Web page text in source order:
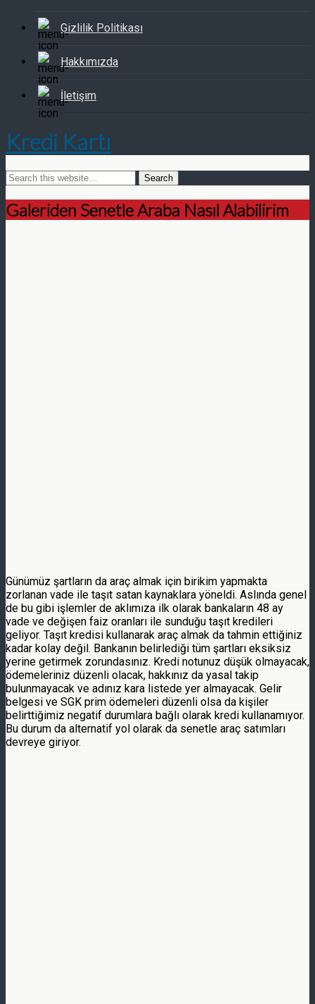
Gizlilik Politikası
Hakkımızda
İletişim
Kredi Kartı
Galeriden Senetle Araba Nasıl Alabilirim
Günümüz şartların da araç almak için birikim yapmakta
zorlanan vade ile taşıt satan kaynaklara yöneldi. Aslında genel
de bu gibi işlemler de aklımıza ilk olarak bankaların 48 ay
vade ve değişen faiz oranları ile sunduğu taşıt kredileri
geliyor. Taşıt kredisi kullanarak araç almak da tahmin ettiğiniz
kadar kolay değil. Bankanın belirlediği tüm şartları eksiksiz
yerine getirmek zorundasınız. Kredi notunuz düşük olmayacak,
ödemeleriniz düzenli olacak, hakkınız da yasal takip
bulunmayacak ve adınız kara listede yer almayacak. Gelir
belgesi ve SGK prim ödemeleri düzenli olsa da kişiler
belirttiğimiz negatif durumlara bağlı olarak kredi kullanamıyor.
Bu durum da alternatif yol olarak da senetle araç satımları
devreye giriyor.